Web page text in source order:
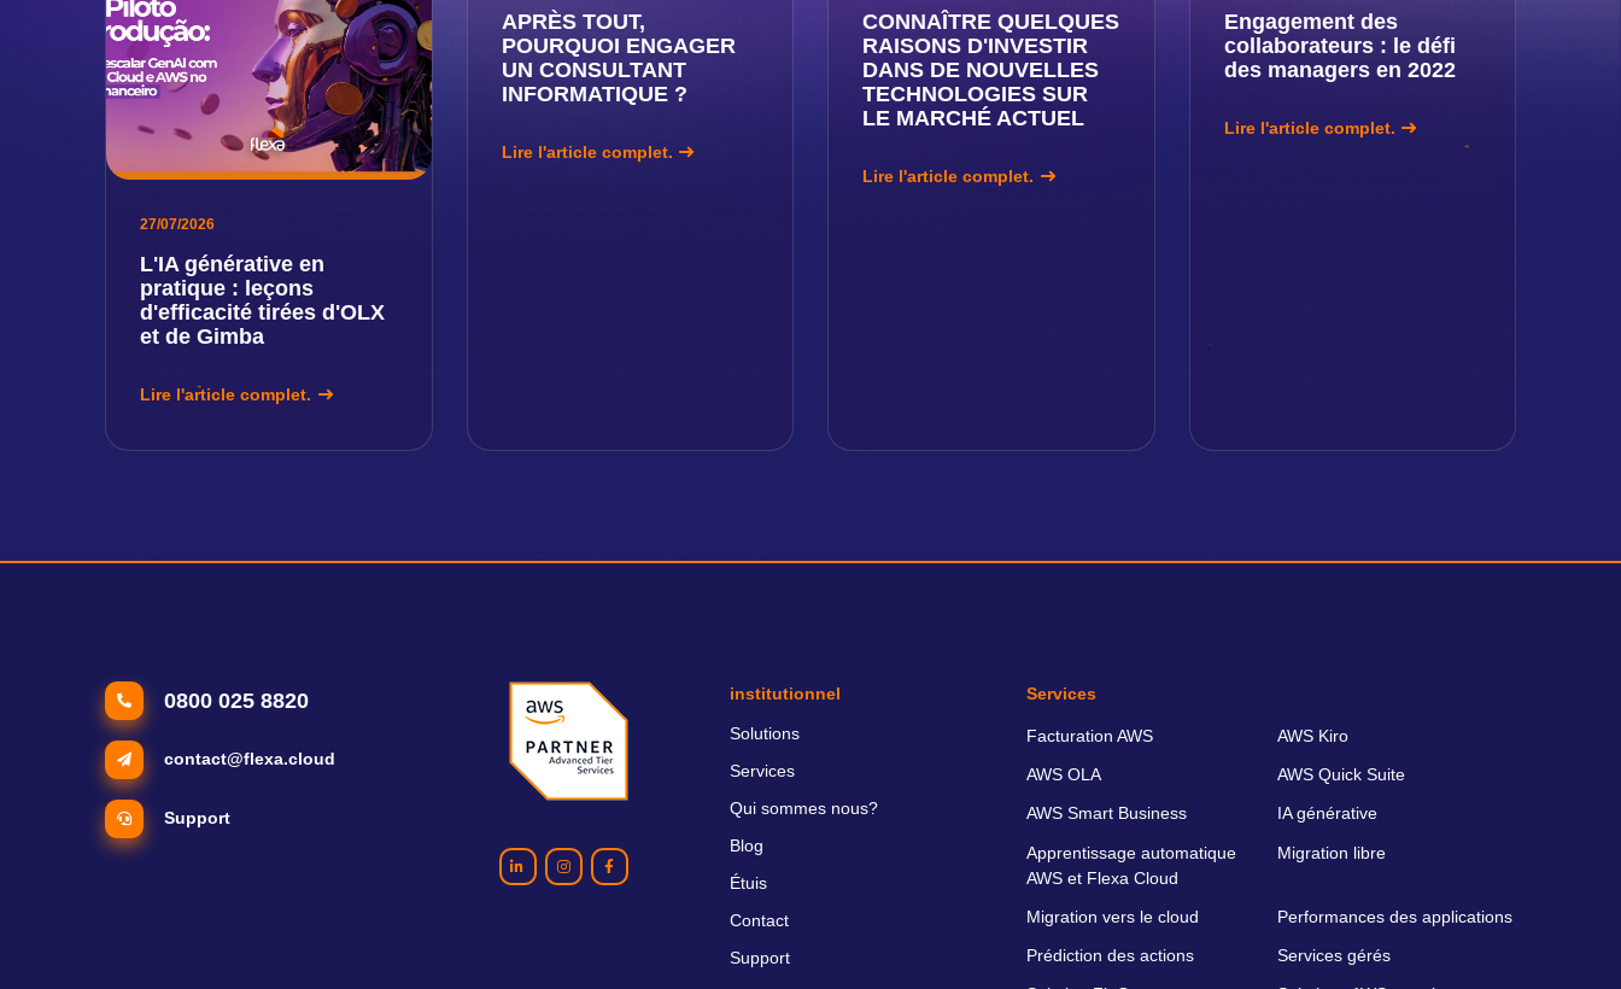
27/07/2026
L'IA générative en
pratique : leçons
d'efficacité tirées d'OLX
et de Gimba
Lire l'article complet.
APRÈS TOUT,
POURQUOI ENGAGER
UN CONSULTANT
INFORMATIQUE ?
Lire l'article complet.
CONNAÎTRE QUELQUES
RAISONS D'INVESTIR
DANS DE NOUVELLES
TECHNOLOGIES SUR
LE MARCHÉ ACTUEL
Lire l'article complet.
Engagement des
collaborateurs : le défi
des managers en 2022
Lire l'article complet.
0800 025 8820
contact@flexa.cloud
Support
institutionnel
Solutions
Services
Qui sommes nous?
Blog
Étuis
Contact
Support
Services
Facturation AWS AWS Kiro
AWS OLA AWS Quick Suite
AWS Smart Business IA générative
Apprentissage automatique
AWS et Flexa Cloud
Migration libre
Migration vers le cloud Performances des applications
Prédiction des actions Services gérés